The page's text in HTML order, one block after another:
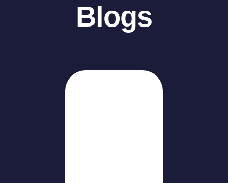
Blogs